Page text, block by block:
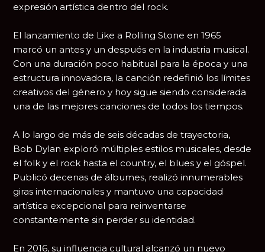
expresión artística dentro del rock.
El lanzamiento de Like a Rolling Stone en 1965
marcó un antes y un después en la industria musical.
Con una duración poco habitual para la época y una
estructura innovadora, la canción redefinió los límites
creativos del género y hoy sigue siendo considerada
una de las mejores canciones de todos los tiempos.
A lo largo de más de seis décadas de trayectoria,
Bob Dylan exploró múltiples estilos musicales, desde
el folk y el rock hasta el country, el blues y el góspel.
Publicó decenas de álbumes, realizó innumerables
giras internacionales y mantuvo una capacidad
artística excepcional para reinventarse
constantemente sin perder su identidad.
En 2016, su influencia cultural alcanzó un nuevo